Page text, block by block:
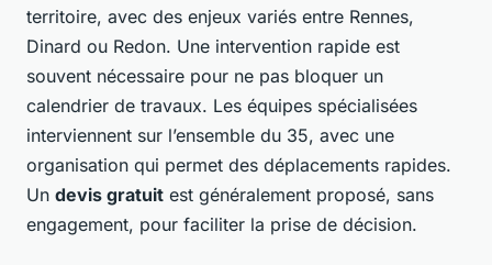
territoire, avec des enjeux variés entre Rennes,
Dinard ou Redon. Une intervention rapide est
souvent nécessaire pour ne pas bloquer un
calendrier de travaux. Les équipes spécialisées
interviennent sur l’ensemble du 35, avec une
organisation qui permet des déplacements rapides.
Un devis gratuit est généralement proposé, sans
engagement, pour faciliter la prise de décision.